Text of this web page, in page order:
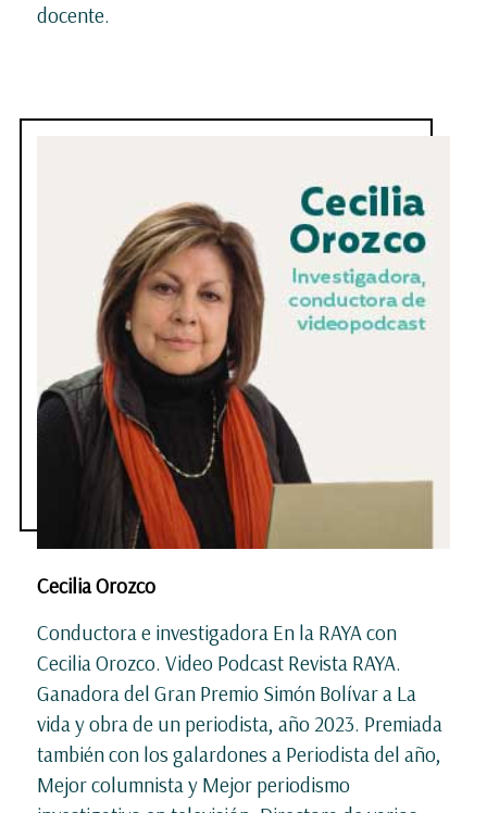
docente.
Cecilia Orozco
Conductora e investigadora En la RAYA con
Cecilia Orozco. Video Podcast Revista RAYA.
Ganadora del Gran Premio Simón Bolívar a La
vida y obra de un periodista, año 2023. Premiada
también con los galardones a Periodista del año,
Mejor columnista y Mejor periodismo